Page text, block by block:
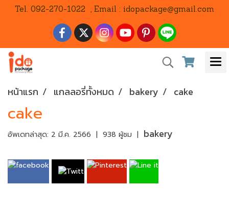
Tel. 092-270-1022 , Email : idopackage@gmail.com
หน้าแรก แกลลอรี่ทั้งหมด bakery cake
cake
อัพเดทล่าสุด: 2 มี.ค. 2566 | 938 ผู้ชม | bakery